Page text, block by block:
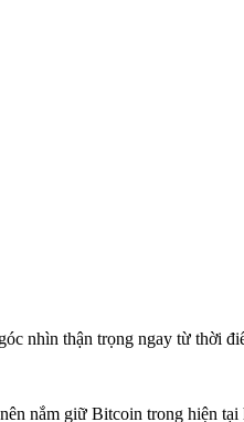
nhìn thận trọng ngay từ thời
nắm giữ Bitcoin trong hiện